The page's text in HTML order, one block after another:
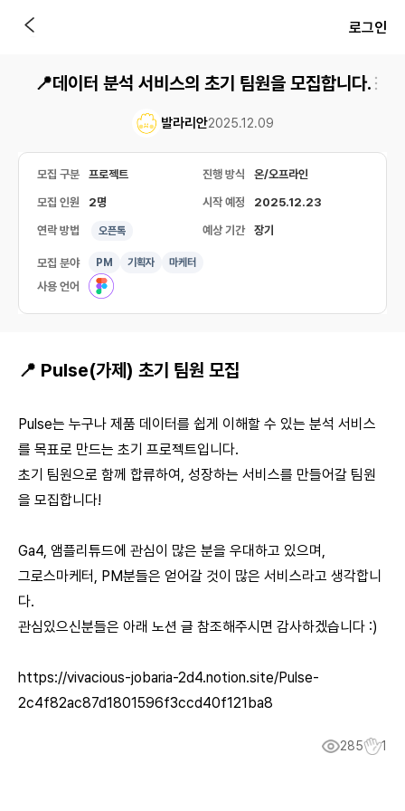
로그인
📍데이터 분석 서비스의 초기 팀원을 모집합니다.
발라리안2025.12.09
모집 구분 프로젝트 진행 방식 온/오프라인
모집 인원 2명 시작 예정 2025.12.23
연락 방법 오픈톡 예상 기간 장기
모집 분야 PM 기획자 마케터
사용 언어
📍 Pulse(가제) 초기 팀원 모집
Pulse는 누구나 제품 데이터를 쉽게 이해할 수 있는 분석 서비스
를 목표로 만드는 초기 프로젝트입니다.
초기 팀원으로 함께 합류하여, 성장하는 서비스를 만들어갈 팀원
을 모집합니다!
Ga4, 앰플리튜드에 관심이 많은 분을 우대하고 있으며,
그로스마케터, PM분들은 얻어갈 것이 많은 서비스라고 생각합니
다.
관심있으신분들은 아래 노션 글 참조해주시면 감사하겠습니다 :)
https://vivacious-jobaria-2d4.notion.site/Pulse-
2c4f82ac87d1801596f3ccd40f121ba8
285 1